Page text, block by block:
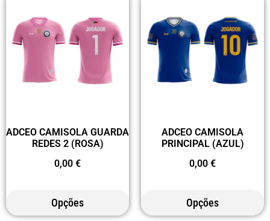
ADCEO CAMISOLA GUARDA
REDES 2 (ROSA)
0,00 €
Opções
ADCEO CAMISOLA
PRINCIPAL (AZUL)
0,00 €
Opções